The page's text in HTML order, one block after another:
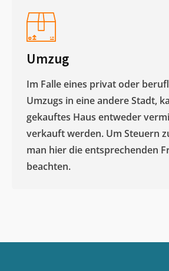
Umzug
Im Falle eines privat oder
Umzugs in eine andere Stadt,
gekauftes Haus entweder
verkauft werden. Um Steuern
man hier die entsprechenden
beachten.